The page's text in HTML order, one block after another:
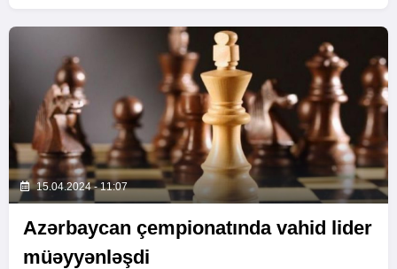
15.04.2024 - 11:07
Azərbaycan çempionatında vahid lider
müəyyənləşdi